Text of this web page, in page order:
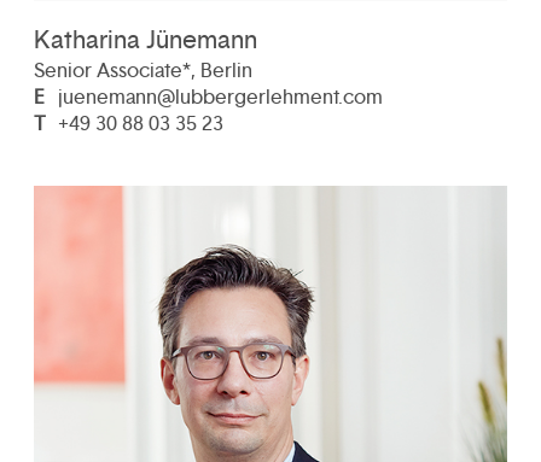
Katharina Jünemann
Senior Associate*, Berlin
E juenemann@lubbergerlehment.com
T +49 30 88 03 35 23